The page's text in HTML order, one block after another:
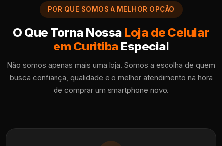
POR QUE SOMOS A MELHOR OPÇÃO
O Que Torna Nossa Loja de Celular
em Curitiba Especial
Não somos apenas mais uma loja. Somos a escolha de quem
busca confiança, qualidade e o melhor atendimento na hora
de comprar um smartphone novo.